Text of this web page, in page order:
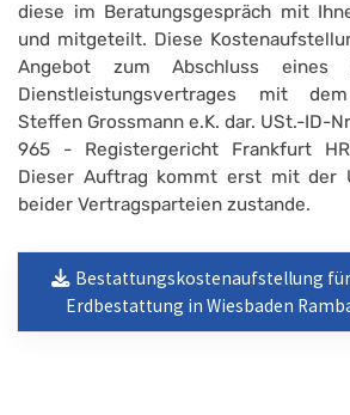
diese im Beratungsgespräch mit
und mitgeteilt. Diese
Angebot zum Abschluss eines
Dienstleistungsvertrages mit
Steffen Grossmann e.K. dar. USt.-ID-
965 - Registergericht Frankfurt
Dieser Auftrag kommt erst mit der
beider Vertragsparteien zustande.
Bestattungskostenaufstellung
Erdbestattung in Wiesbaden